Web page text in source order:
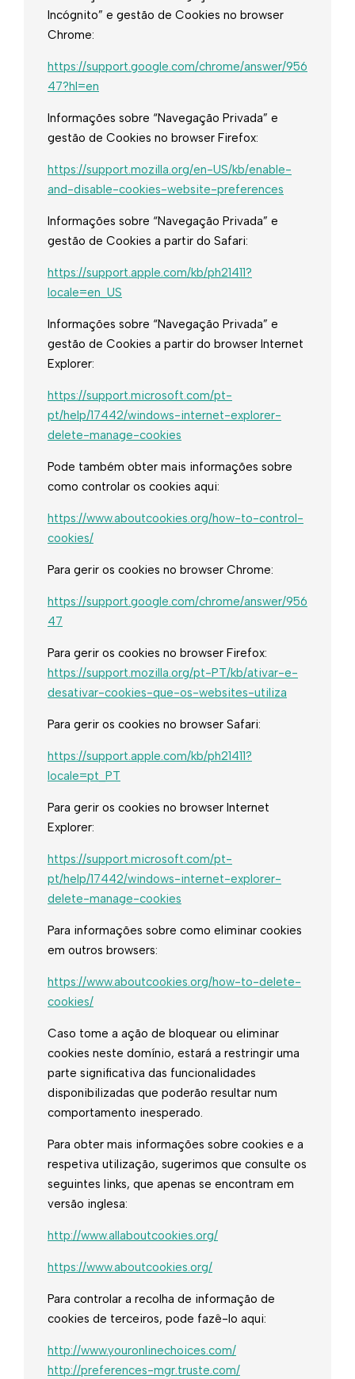
Incógnito” e gestão de Cookies no browser
Chrome:
https://support.google.com/chrome/answer/956
47?hl=en
Informações sobre “Navegação Privada” e
gestão de Cookies no browser Firefox:
https://support.mozilla.org/en-US/kb/enable-
and-disable-cookies-website-preferences
Informações sobre “Navegação Privada” e
gestão de Cookies a partir do Safari:
https://support.apple.com/kb/ph21411?
locale=en_US
Informações sobre “Navegação Privada” e
gestão de Cookies a partir do browser Internet
Explorer:
https://support.microsoft.com/pt-
pt/help/17442/windows-internet-explorer-
delete-manage-cookies
Pode também obter mais informações sobre
como controlar os cookies aqui:
https://www.aboutcookies.org/how-to-control-
cookies/
Para gerir os cookies no browser Chrome:
https://support.google.com/chrome/answer/956
47
Para gerir os cookies no browser Firefox:
https://support.mozilla.org/pt-PT/kb/ativar-e-
desativar-cookies-que-os-websites-utiliza
Para gerir os cookies no browser Safari:
https://support.apple.com/kb/ph21411?
locale=pt_PT
Para gerir os cookies no browser Internet
Explorer:
https://support.microsoft.com/pt-
pt/help/17442/windows-internet-explorer-
delete-manage-cookies
Para informações sobre como eliminar cookies
em outros browsers:
https://www.aboutcookies.org/how-to-delete-
cookies/
Caso tome a ação de bloquear ou eliminar
cookies neste domínio, estará a restringir uma
parte significativa das funcionalidades
disponibilizadas que poderão resultar num
comportamento inesperado.
Para obter mais informações sobre cookies e a
respetiva utilização, sugerimos que consulte os
seguintes links, que apenas se encontram em
versão inglesa:
http://www.allaboutcookies.org/
https://www.aboutcookies.org/
Para controlar a recolha de informação de
cookies de terceiros, pode fazê-lo aqui:
http://www.youronlinechoices.com/
http://preferences-mgr.truste.com/